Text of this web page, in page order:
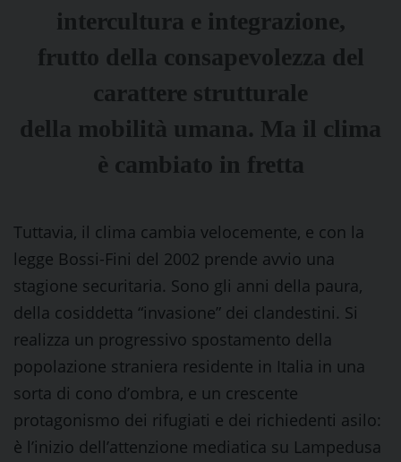
intercultura e integrazione,
frutto della consapevolezza del
carattere strutturale
della mobilità umana. Ma il clima
è cambiato in fretta
Tuttavia, il clima cambia velocemente, e con la
legge Bossi-Fini del 2002 prende avvio una
stagione securitaria. Sono gli anni della paura,
della cosiddetta “invasione” dei clandestini. Si
realizza un progressivo spostamento della
popolazione straniera residente in Italia in una
sorta di cono d’ombra, e un crescente
protagonismo dei rifugiati e dei richiedenti asilo:
è l’inizio dell’attenzione mediatica su Lampedusa